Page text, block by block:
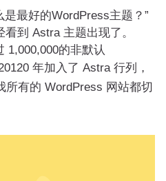
最好的WordPress主题？”
到 Astra 主题出现了。
1,000,000的非默认
年加入了 Astra 行列，
所有的 WordPress 网站都切